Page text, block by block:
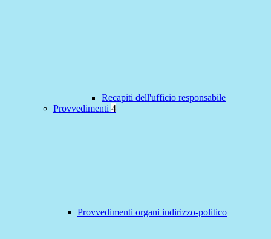
Recapiti dell'ufficio responsabile
Provvedimenti 4
Provvedimenti organi indirizzo-politico